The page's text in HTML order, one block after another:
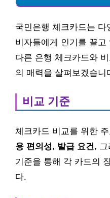
국민은행 체크카드는
비자들에게 인기를 끌
다른 은행 체크카드와
의 매력을 살펴보겠습니
비교 기준
체크카드 비교를 위한
용 편의성, 발급 요건, 그
기준을 통해 각 카드의
다.